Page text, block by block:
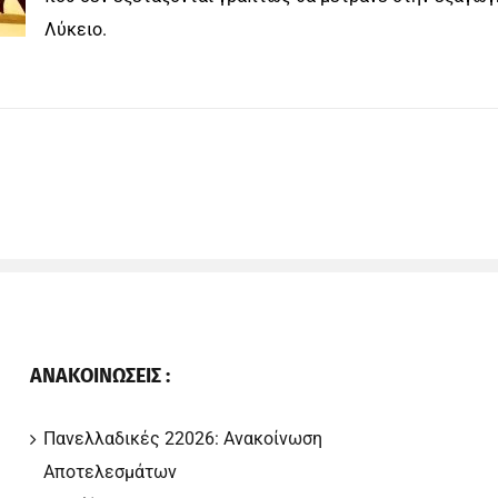
Λύκειο.
ΑΝΑΚΟΙΝΩΣΕΙΣ :
Πανελλαδικές 22026: Ανακοίνωση
Αποτελεσμάτων